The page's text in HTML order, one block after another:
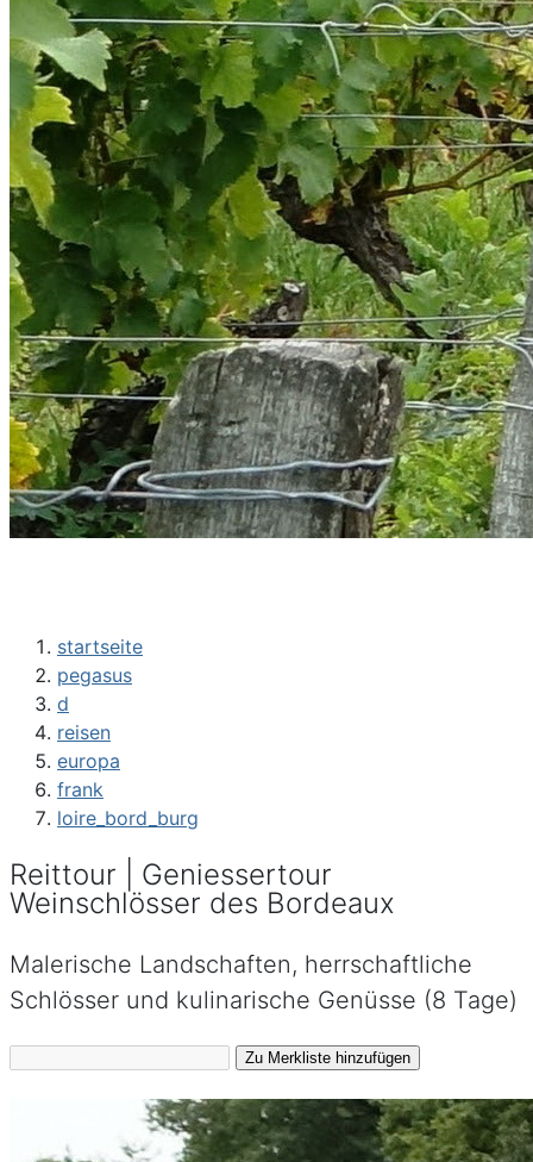
startseite
pegasus
d
reisen
europa
frank
loire_bord_burg
Reittour | Geniessertour
Weinschlösser des Bordeaux
Malerische Landschaften, herrschaftliche
Schlösser und kulinarische Genüsse (8 Tage)